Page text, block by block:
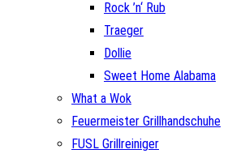
Rock ’n‘ Rub
Traeger
Dollie
Sweet Home Alabama
What a Wok
Feuermeister Grillhandschuhe
FUSL Grillreiniger